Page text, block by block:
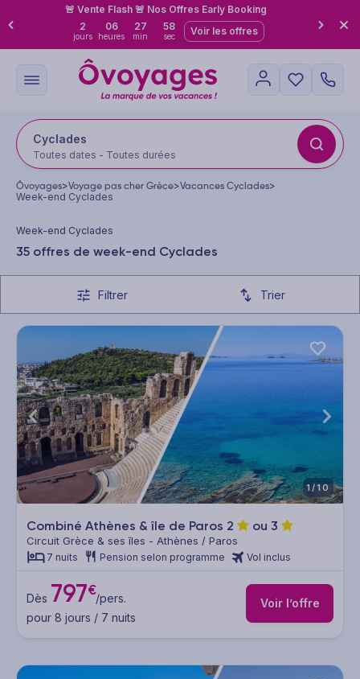
🚨 Vente Flash 🚨 Nos Offres Early Booking
2
jours
06
heures
27
min
56
sec Voir les offres
Cyclades
Toutes dates - Toutes durées
Ôvoyages>Voyage pas cher Grèce>Vacances Cyclades>
Week-end Cyclades
Week-end Cyclades
35 offres de week-end Cyclades
Filtrer Trier
1/10
Combiné Athènes & île de Paros 2 ou 3
Circuit Grèce & ses îles - Athènes / Paros
7 nuits Pension selon programme Vol inclus
Dès 797€/pers.
pour 8 jours / 7 nuits
Voir l’offre